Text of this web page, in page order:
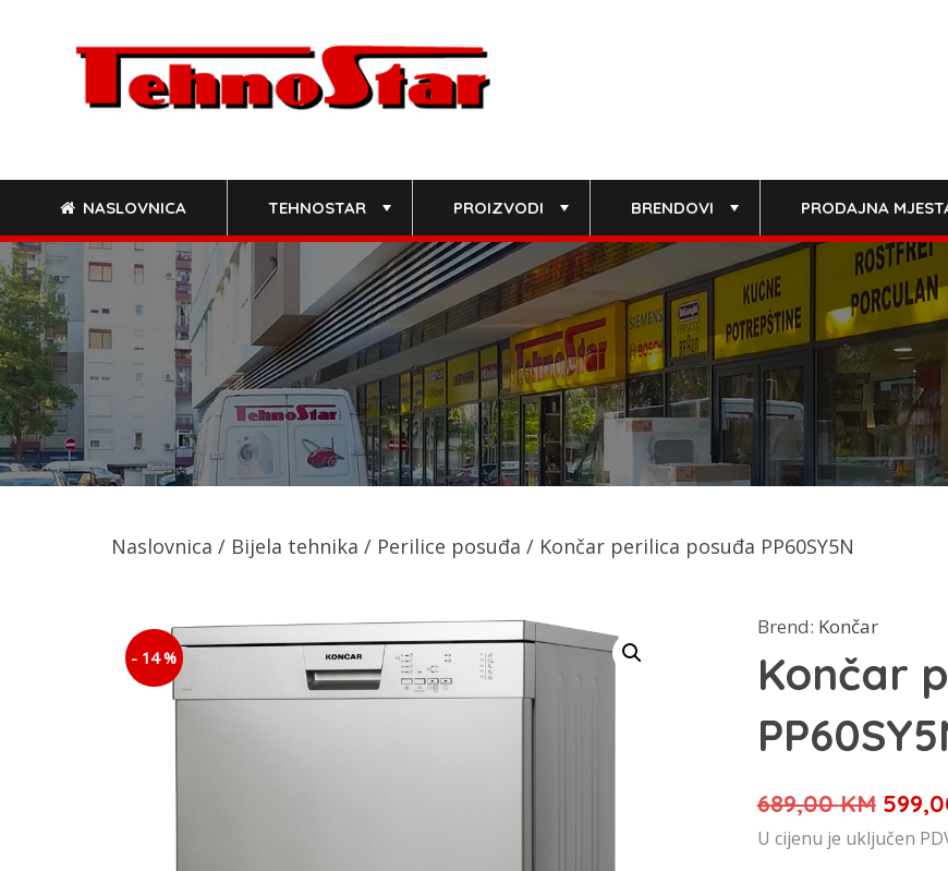
NASLOVNICA TEHNOSTAR PROIZVODI BRENDOVI PRODAJNA
Naslovnica / Bijela tehnika / Perilice posuđa / Končar perilica posuđa PP60SY5N
- 14 %
Brend: Končar
Končar
689,00KM
cijena
U cijenu je uključen